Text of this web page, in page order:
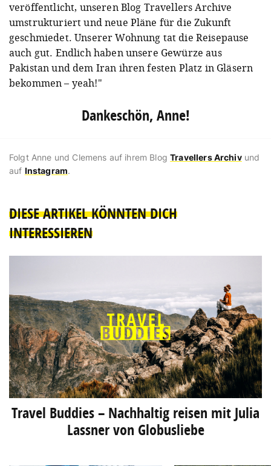
veröffentlicht, unseren Blog Travellers Archive
umstrukturiert und neue Pläne für die Zukunft
geschmiedet. Unserer Wohnung tat die Reisepause
auch gut. Endlich haben unsere Gewürze aus
Pakistan und dem Iran ihren festen Platz in Gläsern
bekommen – yeah!"
Dankeschön, Anne!
Folgt Anne und Clemens auf ihrem BlogTravellers Archivund
auf Instagram.
DIESE ARTIKEL KÖNNTEN DICH
INTERESSIEREN
Travel Buddies – Nachhaltig reisen mit Julia
Lassner von Globusliebe